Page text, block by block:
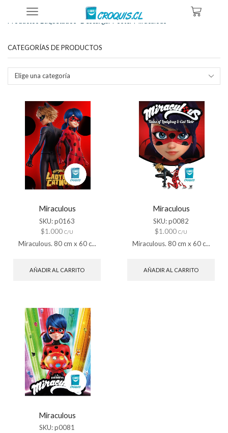
Tienda
Productos Etiquetados “descargar Poster Miraculous”
CATEGORÍAS DE PRODUCTOS
Elige una categoría
Miraculous
SKU:p0163
$1.000 C/U
Miraculous. 80 cm x 60 c...
AÑADIR AL CARRITO
Miraculous
SKU:p0082
$1.000 C/U
Miraculous. 80 cm x 60 c...
AÑADIR AL CARRITO
Miraculous
SKU:p0081